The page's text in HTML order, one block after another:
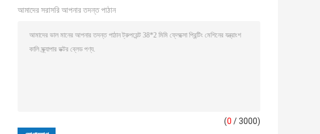
আমাদের সরাসরি আপনার তদন্ত পাঠান
(0 / 3000)